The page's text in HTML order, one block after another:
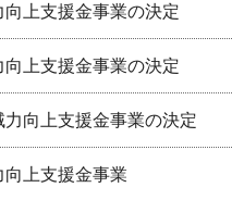
上支援金事業の決定
上支援金事業の決定
向上支援金事業の決定
上支援金事業